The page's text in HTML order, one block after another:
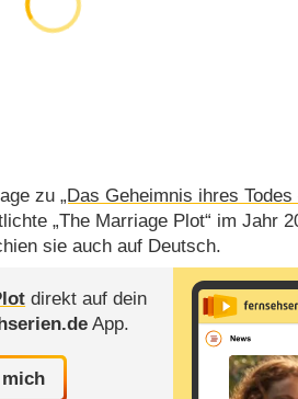
zu„Das Geheimnis ihres Todes
„The Marriage Plot“ im Jahr
sie auch auf Deutsch.
direkt auf dein
App.